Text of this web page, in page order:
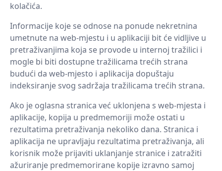
kolačića.
Informacije koje se odnose na ponude nekretnina
umetnute na web-mjestu i u aplikaciji bit će vidljive u
pretraživanjima koja se provode u internoj tražilici i
mogle bi biti dostupne tražilicama trećih strana
budući da web-mjesto i aplikacija dopuštaju
indeksiranje svog sadržaja tražilicama trećih strana.
Ako je oglasna stranica već uklonjena s web-mjesta i
aplikacije, kopija u predmemoriji može ostati u
rezultatima pretraživanja nekoliko dana. Stranica i
aplikacija ne upravljaju rezultatima pretraživanja, ali
korisnik može prijaviti uklanjanje stranice i zatražiti
ažuriranje predmemorirane kopije izravno samoj